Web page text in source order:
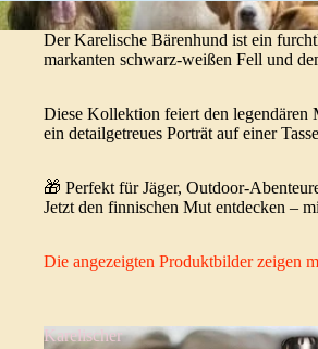
Der Karelische Bärenhund ist ein
markanten schwarz-weißen Fell und
Diese Kollektion feiert den legendären
ein detailgetreues Porträt auf einer
🎁 Perfekt für Jäger, Outdoor-
Jetzt den finnischen Mut entdecken –
Die angezeigten Produktbilder zeigen
Karelischer